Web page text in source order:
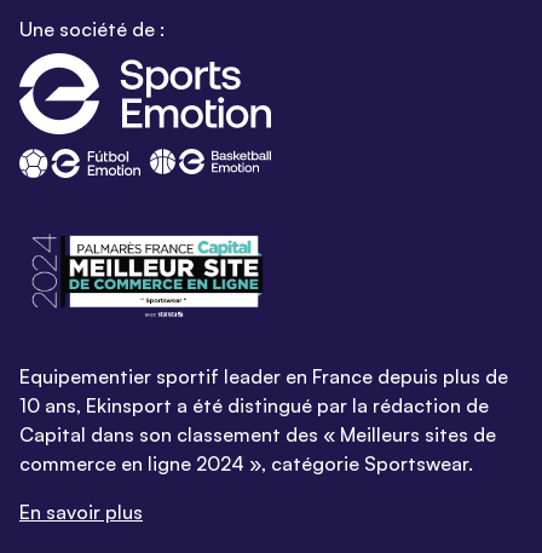
Une société de :
Equipementier sportif leader en France depuis plus de
10 ans, Ekinsport a été distingué par la rédaction de
Capital dans son classement des « Meilleurs sites de
commerce en ligne 2024 », catégorie Sportswear.
En savoir plus